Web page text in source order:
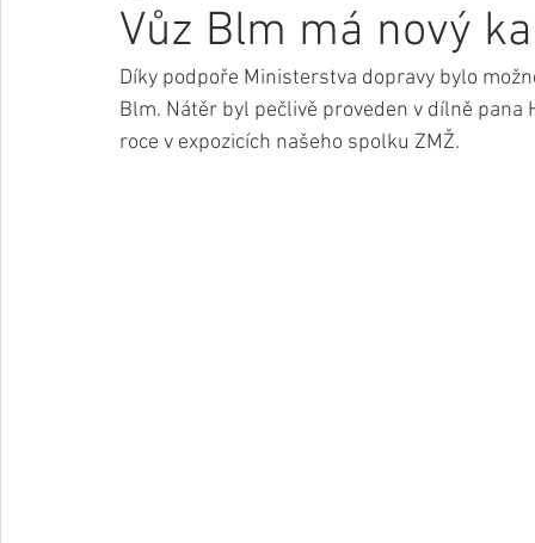
Vůz Blm má nový
Díky podpoře Ministerstva dopravy bylo
Blm. Nátěr byl pečlivě proveden v dílně
roce v expozicích našeho spolku ZMŽ.